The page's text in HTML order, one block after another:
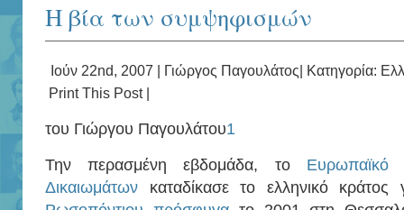
Η βία των συμψηφισμών
Ιούν 22nd, 2007 | Γιώργος Παγουλάτος| Κατηγορία:
Print This Post|
του Γιώργου Παγουλάτου1
Την περασμένη εβδομάδα, το Ευρωπαϊκό
Δικαιωμάτων καταδίκασε το ελληνικό